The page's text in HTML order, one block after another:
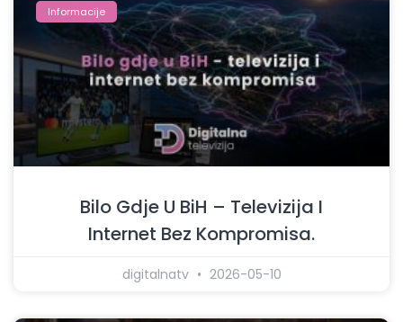
Informacije
Bilo Gdje U BiH – Televizija I
Internet Bez Kompromisa.
digitalnatv 2026-05-10